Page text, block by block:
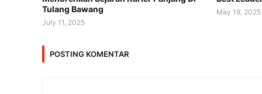
Tulang Bawang
July 11, 2025
May 19, 2025
POSTING KOMENTAR